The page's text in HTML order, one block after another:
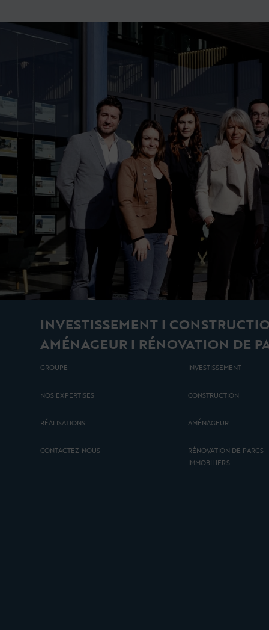
INVESTISSEMENT I
AMÉNAGEUR I RÉNOVATION DE
GROUPE
NOS EXPERTISES
RÉALISATIONS
CONTACTEZ-NOUS
INVESTISSEMENT
CONSTRUCTION
AMÉNAGEUR
RÉNOVATION DE PARCS
IMMOBILIERS